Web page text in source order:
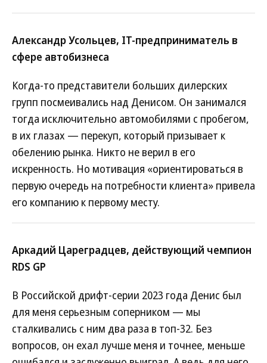
Александр Усольцев, IT-предприниматель в
сфере автобизнеса
Когда-то представители больших дилерских
групп посмеивались над Денисом. Он занимался
тогда исключительно автомобилями с пробегом,
в их глазах — перекуп, который призывает к
обелению рынка. Никто не верил в его
искренность. Но мотивация «ориентироваться в
первую очередь на потребности клиента» привела
его компанию к первому месту.
Аркадий Цареградцев, действующий чемпион
RDS GP
В Российской дрифт-серии 2023 года Денис был
для меня серьезным соперником — мы
сталкивались с ним два раза в топ-32. Без
вопросов, он ехал лучше меня и точнее, меньше